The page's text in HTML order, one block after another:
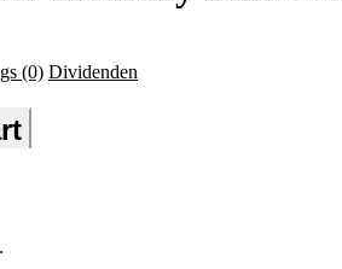
(0) Dividenden